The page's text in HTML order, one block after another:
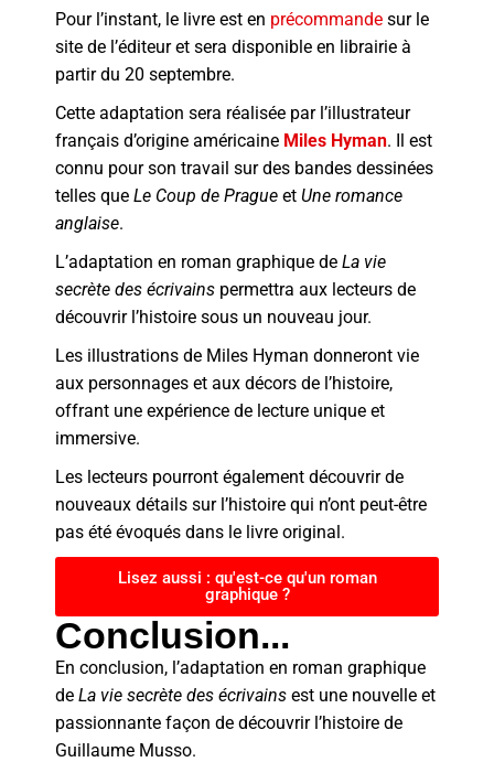
Pour l’instant, le livre est en précommande sur le
site de l’éditeur et sera disponible en librairie à
partir du 20 septembre.
Cette adaptation sera réalisée par l’illustrateur
français d’origine américaine Miles Hyman. Il est
connu pour son travail sur des bandes dessinées
telles que Le Coup de Prague et Une romance
anglaise.
L’adaptation en roman graphique de La vie
secrète des écrivains permettra aux lecteurs de
découvrir l’histoire sous un nouveau jour.
Les illustrations de Miles Hyman donneront vie
aux personnages et aux décors de l’histoire,
offrant une expérience de lecture unique et
immersive.
Les lecteurs pourront également découvrir de
nouveaux détails sur l’histoire qui n’ont peut-être
pas été évoqués dans le livre original.
Lisez aussi : qu'est-ce qu'un roman
graphique ?
Conclusion...
En conclusion, l’adaptation en roman graphique
de La vie secrète des écrivains est une nouvelle et
passionnante façon de découvrir l’histoire de
Guillaume Musso.